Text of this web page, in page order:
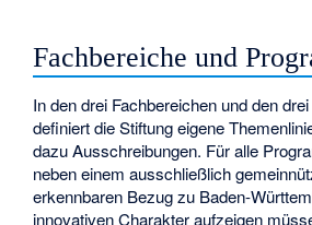
Fachbereiche und
In den drei Fachbereichen und den
definiert die Stiftung eigene
dazu Ausschreibungen. Für alle
neben einem ausschließlich
erkennbaren Bezug zu Baden-
innovativen Charakter aufzeigen